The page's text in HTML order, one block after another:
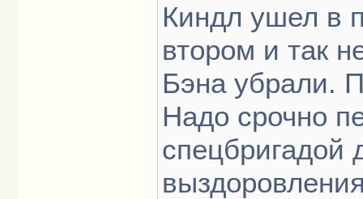
Киндл ушел в
втором и так
Бэна убрали.
Надо срочно
спецбригадой